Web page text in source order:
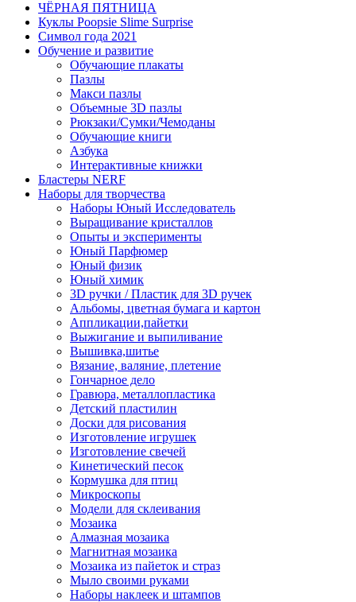
ЧЁРНАЯ ПЯТНИЦА
Куклы Poopsie Slime Surprise
Символ года 2021
Обучение и развитие
Обучающие плакаты
Пазлы
Макси пазлы
Объемные 3D пазлы
Рюкзаки/Сумки/Чемоданы
Обучающие книги
Азбука
Интерактивные книжки
Бластеры NERF
Наборы для творчества
Наборы Юный Исследователь
Выращивание кристаллов
Опыты и эксперименты
Юный Парфюмер
Юный физик
Юный химик
3D ручки / Пластик для 3D ручек
Альбомы, цветная бумага и картон
Аппликации,пайетки
Выжигание и выпиливание
Вышивка,шитье
Вязание, валяние, плетение
Гончарное дело
Гравюра, металлопластика
Детский пластилин
Доски для рисования
Изготовление игрушек
Изготовление свечей
Кинетический песок
Кормушка для птиц
Микроскопы
Модели для склеивания
Мозаика
Алмазная мозаика
Магнитная мозаика
Мозаика из пайеток и страз
Мыло своими руками
Наборы наклеек и штампов